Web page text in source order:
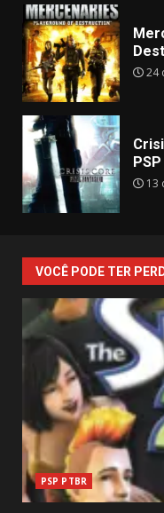
24
13
VOCÊ PODE TER
PSP PTBR